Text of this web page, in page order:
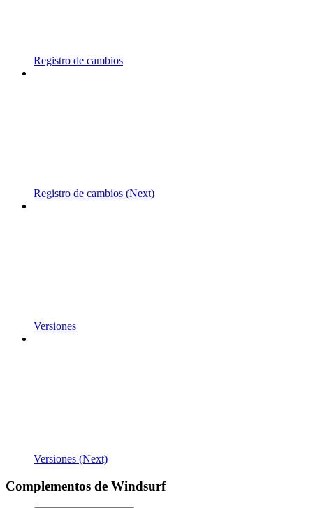
Registro de cambios
Registro de cambios (Next)
Versiones
Versiones (Next)
Complementos de Windsurf